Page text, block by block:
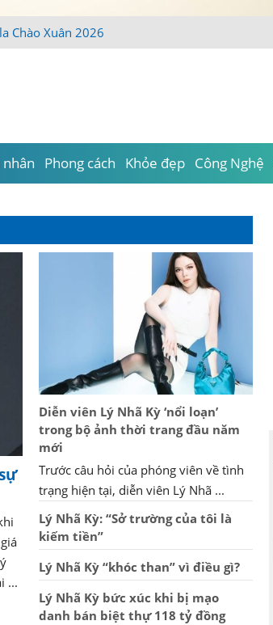
Phong cách Khỏe đẹp Công Nghệ
...
Diễn viên Lý Nhã Kỳ ‘nổi loạn’
trong bộ ảnh thời trang đầu năm
mới
Trước câu hỏi của phóng viên về tình
trạng hiện tại, diễn viên Lý Nhã ...
Lý Nhã Kỳ: “Sở trường của tôi là
kiếm tiền”
Lý Nhã Kỳ “khóc than” vì điều gì?
Lý Nhã Kỳ bức xúc khi bị mạo
danh bán biệt thự 118 tỷ đồng